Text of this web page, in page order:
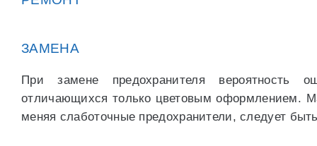
ЗАМЕНА
При замене предохранителя вероятность
отличающихся только цветовым оформлением.
меняя слаботочные предохранители, следует